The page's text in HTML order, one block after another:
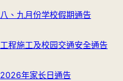
八、九月份学校假期通告
工程施工及校园交通安全通告
2026年家长日通告